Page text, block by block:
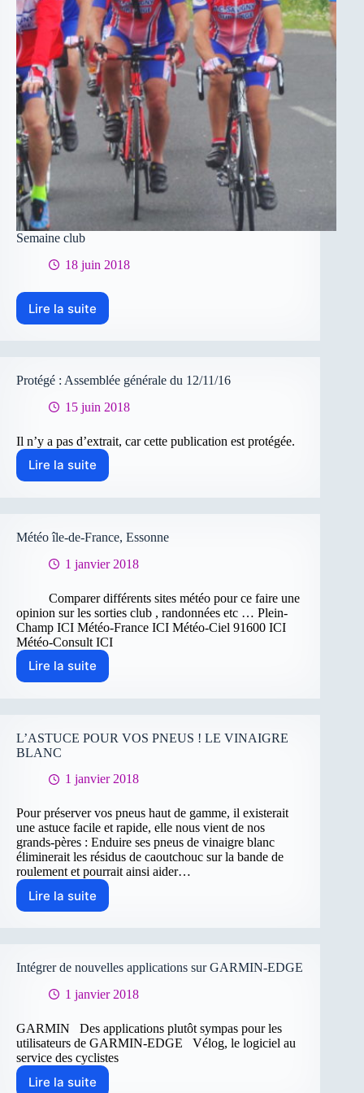
Semaine club
18 juin 2018
Lire la suite
Semaine
Protégé : Assemblée générale du 12/11/16
15 juin 2018
Il n’y a pas d’extrait, car cette publication est protégée.
Lire la suite
Protégé :
12/11/16
Météo île-de-France, Essonne
1 janvier 2018
Comparer différents sites météo pour ce faire une
opinion sur les sorties club , randonnées etc … Plein-
Champ ICI Météo-France ICI Météo-Ciel 91600 ICI
Météo-Consult ICI
Lire la suite
Météo
île-
Essonne
L’ASTUCE POUR VOS PNEUS ! LE VINAIGRE
BLANC
1 janvier 2018
Pour préserver vos pneus haut de gamme, il existerait
une astuce facile et rapide, elle nous vient de nos
grands-pères : Enduire ses pneus de vinaigre blanc
éliminerait les résidus de caoutchouc sur la bande de
roulement et pourrait ainsi aider…
Lire la suite
L’ASTUCE
!
VINAIGRE
Intégrer de nouvelles applications sur GARMIN-EDGE
1 janvier 2018
GARMIN Des applications plutôt sympas pour les
utilisateurs de GARMIN-EDGE Vélog, le logiciel au
service des cyclistes
Lire la suite
Intégrer